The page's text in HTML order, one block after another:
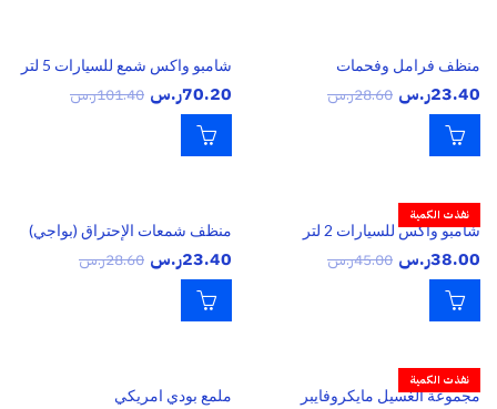
منظف فرامل وفحمات
23.40ر.س 28.60ر.س
شامبو واكس شمع للسيارات 5 لتر
70.20ر.س 101.40ر.س
نفذت الكمية
شامبو واكس للسيارات 2 لتر
38.00ر.س 45.00ر.س
منظف شمعات الإحتراق (بواجي)
23.40ر.س 28.60ر.س
نفذت الكمية
مجموعة الغسيل مايكروفايبر ملمع بودي امريكي